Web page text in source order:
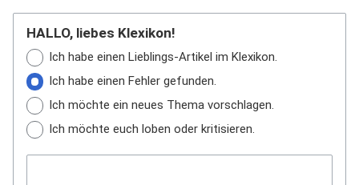
HALLO, liebes Klexikon!
Ich habe einen Lieblings-Artikel im Klexikon.
Ich habe einen Fehler gefunden.
Ich möchte ein neues Thema vorschlagen.
Ich möchte euch loben oder kritisieren.